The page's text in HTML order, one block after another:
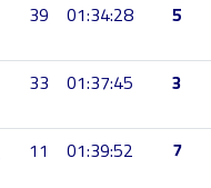
39 01:34:28 5
33 01:37:45 3
11 01:39:52 7